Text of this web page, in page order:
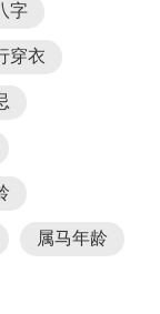
字
穿衣
属马年龄